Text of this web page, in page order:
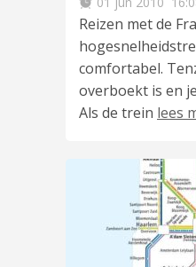
Reizen met de
comfortabel.
overboekt is en
Als de trein lees